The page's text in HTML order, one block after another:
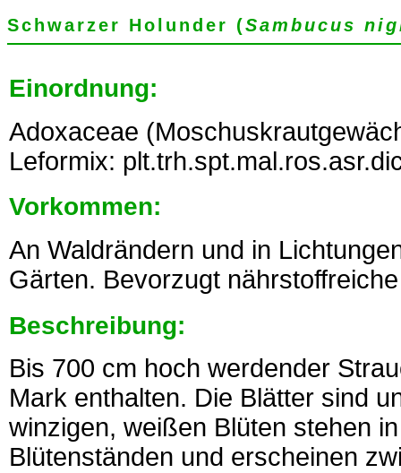
Schwarzer Holunder (Sambucus
Einordnung:
Adoxaceae
Leformix:
Vorkommen:
An Waldrändern und in
Gärten. Bevorzugt
Beschreibung:
Bis 700 cm hoch werdender
Mark enthalten. Die Blätter sind
winzigen, weißen Blüten stehen
Blütenständen und erscheinen